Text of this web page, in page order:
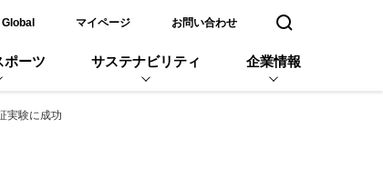
Global新しいウィンドウで開く
マイページ お問い合わせ 検索窓を開く
ポーツ サステナビリティ 企業情報
実験に成功